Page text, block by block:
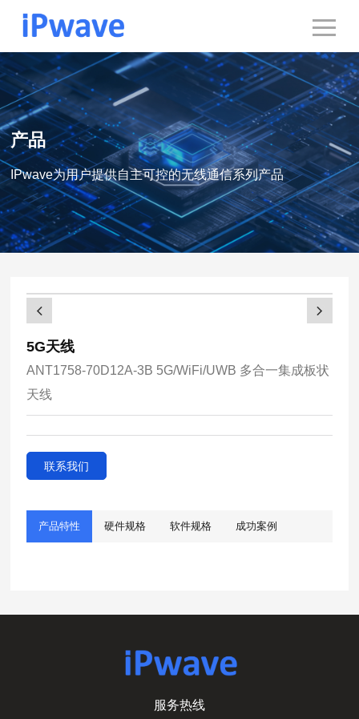
产品
IPwave为用户提供自主可控的无线通信系列产品
5G天线
ANT1758-70D12A-3B 5G/WiFi/UWB 多合一集成板状
天线
联系我们
产品特性 硬件规格 软件规格 成功案例
服务热线